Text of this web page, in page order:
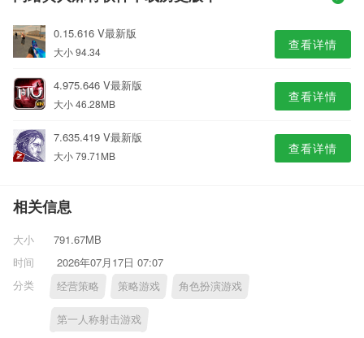
0.15.616 V最新版
大小 94.34 查看详情
4.975.646 V最新版
大小 46.28MB 查看详情
7.635.419 V最新版
大小 79.71MB 查看详情
相关信息
大小
791.67MB
时间
2026年07月17日 07:07
分类
经营策略 策略游戏 角色扮演游戏
第一人称射击游戏